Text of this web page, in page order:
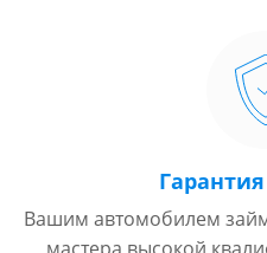
Вашим автомобилем